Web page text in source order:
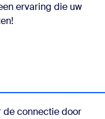
ervaring die uw
de connectie door